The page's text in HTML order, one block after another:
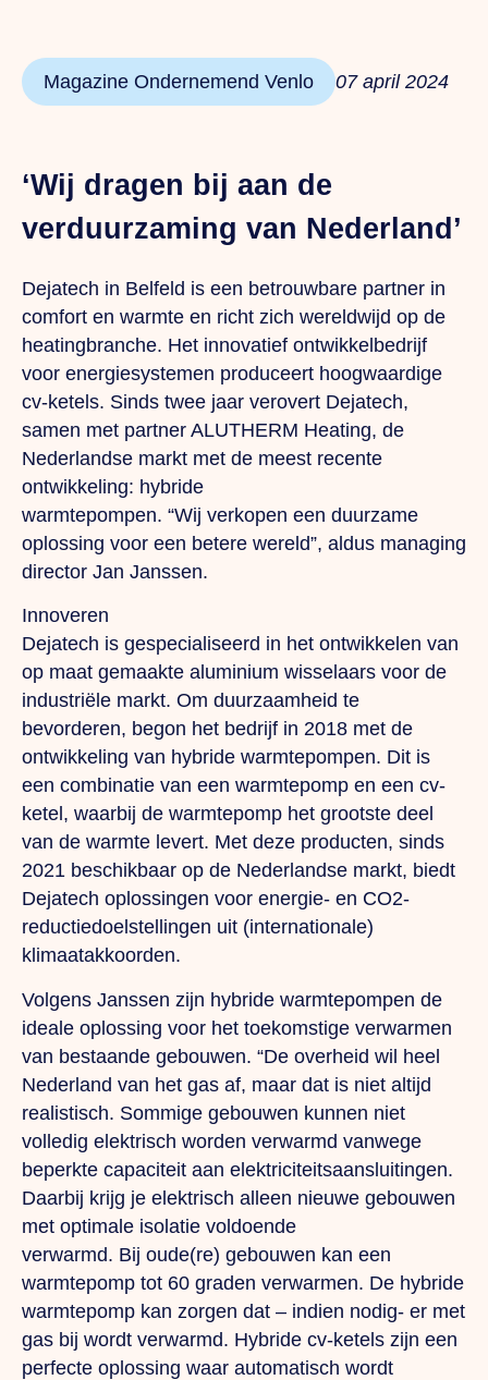
Magazine Ondernemend Venlo 07 april 2024
‘Wij dragen bij aan de
verduurzaming van Nederland’
Dejatech in Belfeld is een betrouwbare partner in
comfort en warmte en richt zich wereldwijd op de
heatingbranche. Het innovatief ontwikkelbedrijf
voor energiesystemen produceert hoogwaardige
cv-ketels. Sinds twee jaar verovert Dejatech,
samen met partner ALUTHERM Heating, de
Nederlandse markt met de meest recente
ontwikkeling: hybride
warmtepompen. “Wij verkopen een duurzame
oplossing voor een betere wereld”, aldus managing
director Jan Janssen.
Innoveren
Dejatech is gespecialiseerd in het ontwikkelen van
op maat gemaakte aluminium wisselaars voor de
industriële markt. Om duurzaamheid te
bevorderen, begon het bedrijf in 2018 met de
ontwikkeling van hybride warmtepompen. Dit is
een combinatie van een warmtepomp en een cv-
ketel, waarbij de warmtepomp het grootste deel
van de warmte levert. Met deze producten, sinds
2021 beschikbaar op de Nederlandse markt, biedt
Dejatech oplossingen voor energie- en CO2-
reductiedoelstellingen uit (internationale)
klimaatakkoorden.
Volgens Janssen zijn hybride warmtepompen de
ideale oplossing voor het toekomstige verwarmen
van bestaande gebouwen. “De overheid wil heel
Nederland van het gas af, maar dat is niet altijd
realistisch. Sommige gebouwen kunnen niet
volledig elektrisch worden verwarmd vanwege
beperkte capaciteit aan elektriciteitsaansluitingen.
Daarbij krijg je elektrisch alleen nieuwe gebouwen
met optimale isolatie voldoende
verwarmd. Bij oude(re) gebouwen kan een
warmtepomp tot 60 graden verwarmen. De hybride
warmtepomp kan zorgen dat – indien nodig- er met
gas bij wordt verwarmd. Hybride cv-ketels zijn een
perfecte oplossing waar automatisch wordt